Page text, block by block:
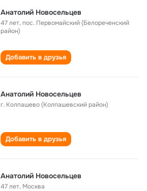
Анатолий Новосельцев
47 лет,пос. Первомайский (Белореченский
район)
Добавить в друзья
Анатолий Новосельцев
г. Колпашево (Колпашевский район)
Добавить в друзья
Анатолий Новосельцев
47 лет, Москва